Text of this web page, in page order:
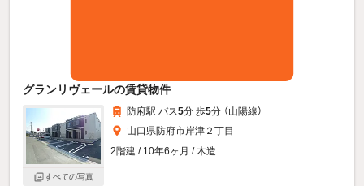
グランリヴェールの賃貸物件
すべての写真
防府駅 バス5分 歩5分 （山陽線）
山口県防府市岸津２丁目
2階建 / 10年6ヶ月 / 木造